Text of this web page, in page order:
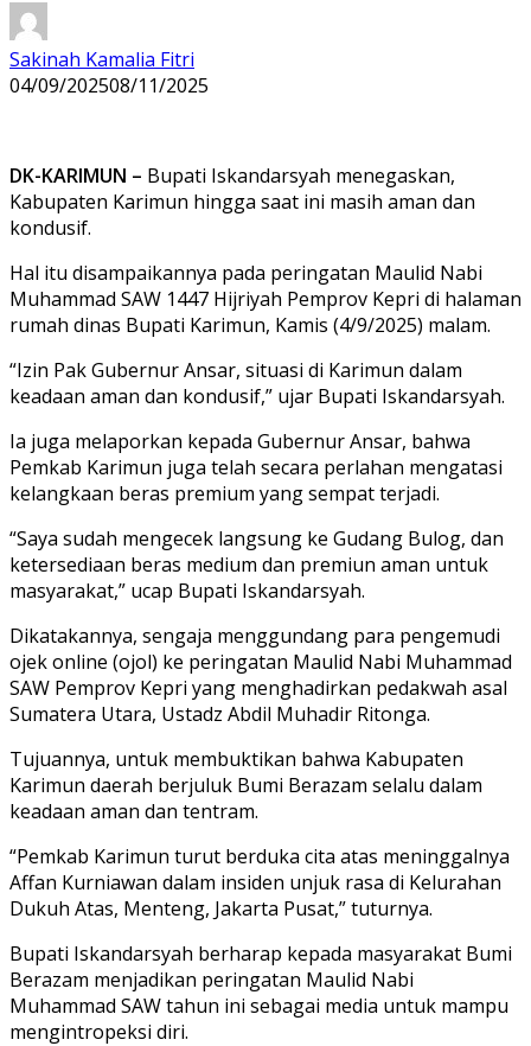
Sakinah Kamalia Fitri
04/09/202508/11/2025
DK-KARIMUN – Bupati Iskandarsyah menegaskan,
Kabupaten Karimun hingga saat ini masih aman dan
kondusif.
Hal itu disampaikannya pada peringatan Maulid Nabi
Muhammad SAW 1447 Hijriyah Pemprov Kepri di halaman
rumah dinas Bupati Karimun, Kamis (4/9/2025) malam.
“Izin Pak Gubernur Ansar, situasi di Karimun dalam
keadaan aman dan kondusif,” ujar Bupati Iskandarsyah.
Ia juga melaporkan kepada Gubernur Ansar, bahwa
Pemkab Karimun juga telah secara perlahan mengatasi
kelangkaan beras premium yang sempat terjadi.
“Saya sudah mengecek langsung ke Gudang Bulog, dan
ketersediaan beras medium dan premiun aman untuk
masyarakat,” ucap Bupati Iskandarsyah.
Dikatakannya, sengaja menggundang para pengemudi
ojek online (ojol) ke peringatan Maulid Nabi Muhammad
SAW Pemprov Kepri yang menghadirkan pedakwah asal
Sumatera Utara, Ustadz Abdil Muhadir Ritonga.
Tujuannya, untuk membuktikan bahwa Kabupaten
Karimun daerah berjuluk Bumi Berazam selalu dalam
keadaan aman dan tentram.
“Pemkab Karimun turut berduka cita atas meninggalnya
Affan Kurniawan dalam insiden unjuk rasa di Kelurahan
Dukuh Atas, Menteng, Jakarta Pusat,” tuturnya.
Bupati Iskandarsyah berharap kepada masyarakat Bumi
Berazam menjadikan peringatan Maulid Nabi
Muhammad SAW tahun ini sebagai media untuk mampu
mengintropeksi diri.